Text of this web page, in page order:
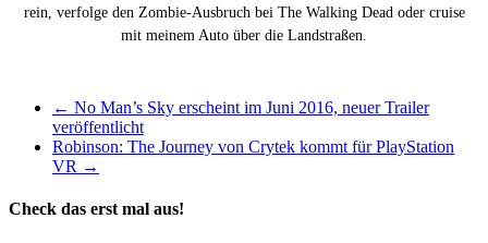
rein, verfolge den Zombie-Ausbruch bei The Walking Dead oder cruise
mit meinem Auto über die Landstraßen.
← No Man’s Sky erscheint im Juni 2016, neuer Trailer
veröffentlicht
Robinson: The Journey von Crytek kommt für PlayStation
VR →
Check das erst mal aus!